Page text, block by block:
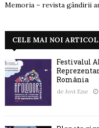
Memoria – revista gândirii
CELE MAI NOI
Festivalul
România
de Jovi Ene